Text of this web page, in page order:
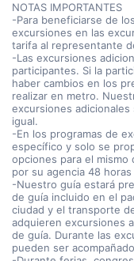
NOTAS IMPORTANTES
-Para beneficiarse de
excursiones en las
tarifa al representante
-Las excursiones
participantes. Si la
haber cambios en los
realizar en metro.
excursiones
igual.
-En los programas de
específico y solo se
opciones para el
por su agencia 48
-Nuestro guía estará
de guía incluido en el
ciudad y el transporte
adquieren excursiones
de guía. Durante las
pueden ser